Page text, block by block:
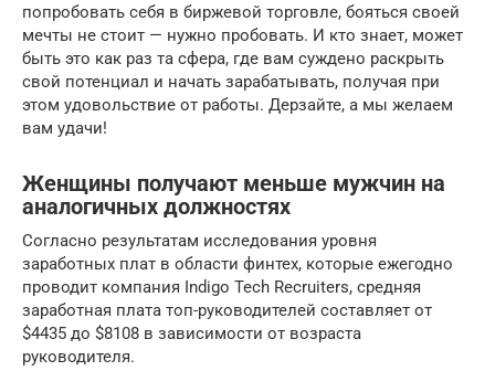
попробовать себя в биржевой торговле, бояться своей
мечты не стоит — нужно пробовать. И кто знает, может
быть это как раз та сфера, где вам суждено раскрыть
свой потенциал и начать зарабатывать, получая при
этом удовольствие от работы. Дерзайте, а мы желаем
вам удачи!
Женщины получают меньше мужчин на
аналогичных должностях
Согласно результатам исследования уровня
заработных плат в области финтех, которые ежегодно
проводит компания Indigo Tech Recruiters, средняя
заработная плата топ-руководителей составляет от
$4435 до $8108 в зависимости от возраста
руководителя.